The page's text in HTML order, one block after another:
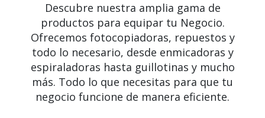
Descubre nuestra amplia gama de
productos para equipar tu Negocio.
Ofrecemos fotocopiadoras, repuestos y
todo lo necesario, desde enmicadoras y
espiraladoras hasta guillotinas y mucho
más. Todo lo que necesitas para que tu
negocio funcione de manera eficiente.